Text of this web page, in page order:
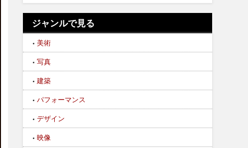
ジャンルで見る
美術
写真
建築
パフォーマンス
デザイン
映像